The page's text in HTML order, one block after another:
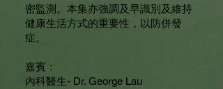
密監測。本集亦強調及早識別及維持
健康生活方式的重要性，以防併發
症。
嘉賓：
內科醫生- Dr. George Lau